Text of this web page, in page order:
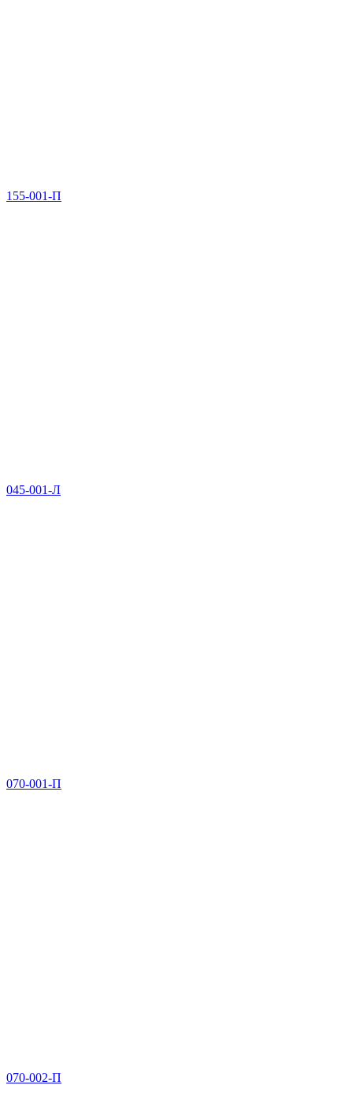
155-001-П
045-001-Л
070-001-П
070-002-П